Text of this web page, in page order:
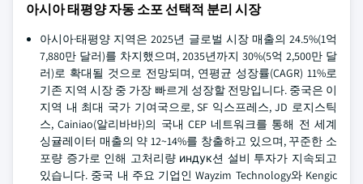
아시아 태평양 자동 소포 선택적 분리 시장
아시아·태평양 지역은 2025년 글로벌 시장 매출의 24.5%(1억
7,880만 달러)를 차지했으며, 2035년까지 30%(5억 2,500만 달
러)로 확대될 것으로 전망되며, 연평균 성장률(CAGR) 11%로
기존 지역 시장 중 가장 빠르게 성장할 전망입니다. 중국은 이
지역 내 최대 국가 기여국으로, SF 익스프레스, JD 로지스틱
스, Cainiao(알리바바)의 국내 CEP 네트워크를 통해 전 세계
싱귤레이터 매출의 약 12~14%를 창출하고 있으며, 꾸준한 소
포량 증가로 인해 고처리량 индук션 설비 투자가 지속되고
있습니다. 중국 내 주요 기업인 Wayzim Technology와 Kengic